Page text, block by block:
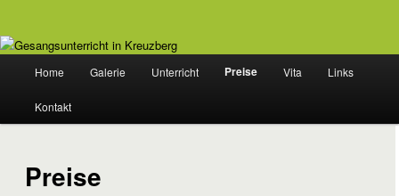
Home Galerie Unterricht Preise Vita Links
Kontakt
Preise